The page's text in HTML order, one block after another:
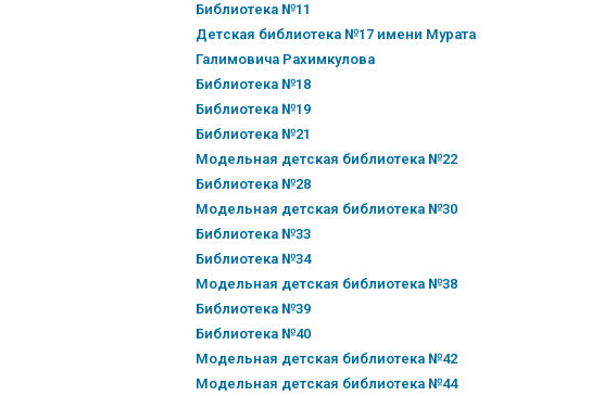
Библиотека №11
Детская библиотека №17 имени Мурата
Галимовича Рахимкулова
Библиотека №18
Библиотека №19
Библиотека №21
Модельная детская библиотека №22
Библиотека №28
Модельная детская библиотека №30
Библиотека №33
Библиотека №34
Модельная детская библиотека №38
Библиотека №39
Библиотека №40
Модельная детская библиотека №42
Модельная детская библиотека №44